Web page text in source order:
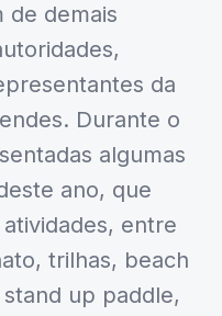
de demais
da
Durante o
algumas
ano, que
entre
trilhas, beach
up paddle,